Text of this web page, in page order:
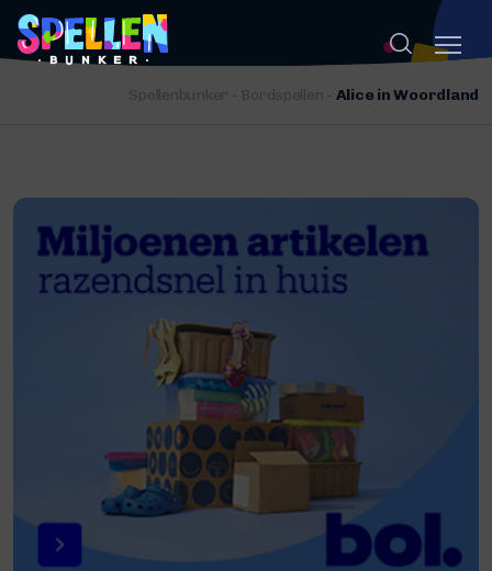
Spellenbunker - Bordspellen - Alice in Woordland